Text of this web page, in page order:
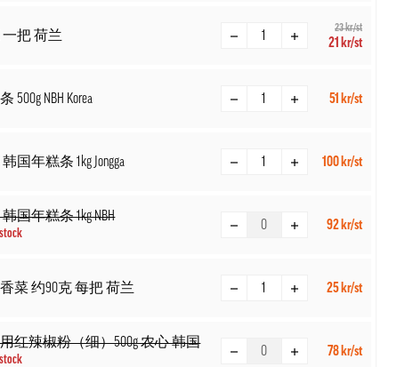
一把 荷兰
23 kr/st
21 kr/st
500g NBH Korea 51 kr/st
国年糕条 1kg Jongga 100 kr/st
国年糕条 1kg NBH
92 kr/st
菜 约90克 每把 荷兰 25 kr/st
红辣椒粉（细）500g 农心 韩国
78 kr/st